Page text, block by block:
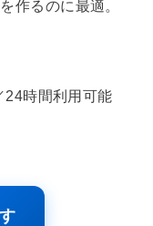
作るのに最適。
24時間利用可能